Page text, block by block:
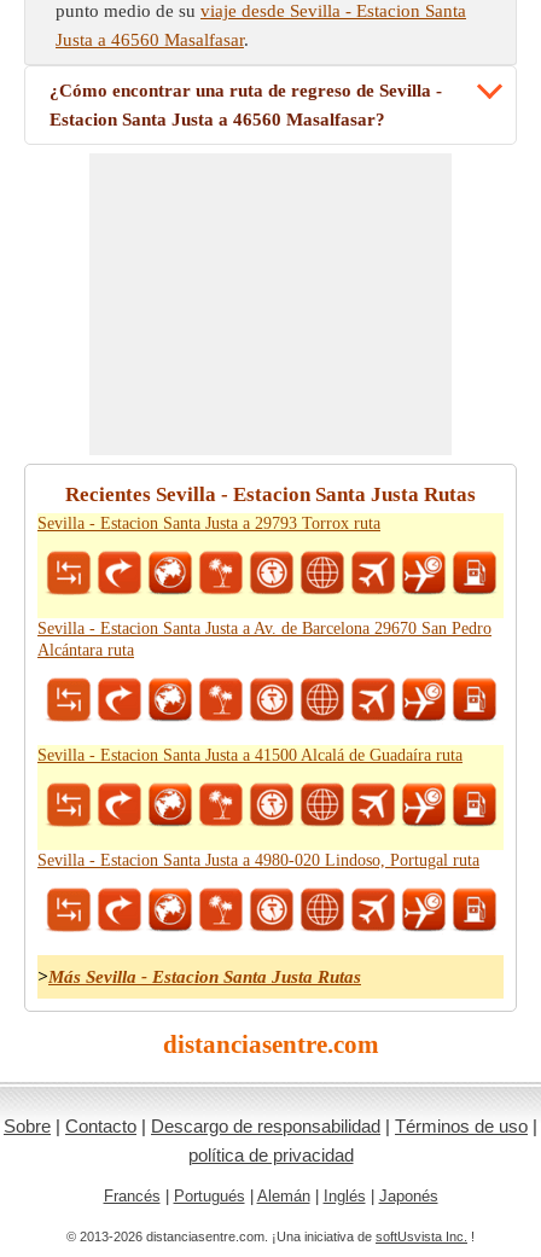
punto medio de su viaje desde Sevilla - Estacion Santa
Justa a 46560 Masalfasar.
¿Cómo encontrar una ruta de regreso de Sevilla -
Estacion Santa Justa a 46560 Masalfasar?
Recientes Sevilla - Estacion Santa Justa Rutas
Sevilla - Estacion Santa Justa a 29793 Torrox ruta
Sevilla - Estacion Santa Justa a Av. de Barcelona 29670 San Pedro
Alcántara ruta
Sevilla - Estacion Santa Justa a 41500 Alcalá de Guadaíra ruta
Sevilla - Estacion Santa Justa a 4980-020 Lindoso, Portugal ruta
>Más Sevilla - Estacion Santa Justa Rutas
distanciasentre.com
Sobre | Contacto | Descargo de responsabilidad | Términos de uso |
política de privacidad
Francés Portugués Alemán| Inglés Japonés
© 2013-2026 distanciasentre.com. ¡Una iniciativa de softUsvista Inc. !